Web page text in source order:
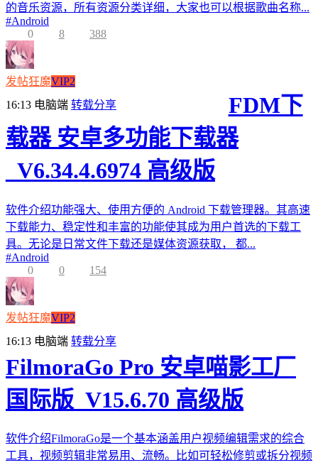
的音乐资源，所有资源分类详细，大家也可以根据歌曲名称...
#Android
0
8 388
发帖狂魔VIP2
16:13 电脑端 转载分享
FDM下
载器 安卓多功能下载器
_V6.34.4.6974 高级版
软件介绍功能强大、使用方便的 Android 下载管理器。其高速
下载能力、稳定性和丰富的功能使其成为用户首选的下载工
具。无论是日常文件下载还是媒体资源获取， 都...
#Android
0
0 154
发帖狂魔VIP2
16:13 电脑端 转载分享
FilmoraGo Pro 安卓喵影工厂
国际版_V15.6.70 高级版
软件介绍FilmoraGo是一个基本涵盖用户视频编辑需求的综合
工具，视频剪辑非常易用、流畅。比如可轻松修剪或拆分视频